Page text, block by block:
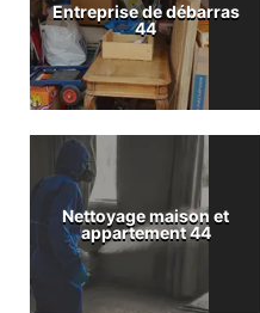
Entreprise de débarras
44
Nettoyage maison et
appartement 44